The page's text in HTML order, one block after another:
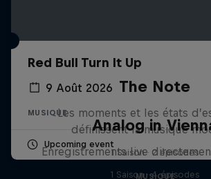
Red Bull Turn It Up
9 Août 2026
MUSIQUE
Upcoming event
The Note
Les moments et les états
définissent la musique
1 Saison · 2 épisodes
MUSIQUE
Analog in
Enregistrements live
1 Saison · 4 épisodes